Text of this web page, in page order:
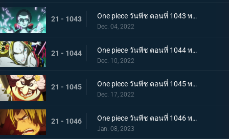
21 - 1043 One piece วันพีช ตอนที่ 1043 พากย์ไทย สะบั้นฝันร้าย บรู๊คดึงดาบน้ำแข็งออกจากฝัก
Dec. 04, 2022
21 - 1044 One piece วันพีช ตอนที่ 1044 พากย์ไทย คลัตช์ โรบินสวมอวตารปีศาจ
Dec. 10, 2022
21 - 1045 One piece วันพีช ตอนที่ 1045 พากย์ไทย คำสาป ภัยร้ายคืบคลานหาคิดกับโซโล
Dec. 17, 2022
21 - 1046 One piece วันพีช ตอนที่ 1046 พากย์ไทย เดิมพันใหญ่จะหัวหรือก้อย ปีกคู่ออกโรง
Jan. 08, 2023